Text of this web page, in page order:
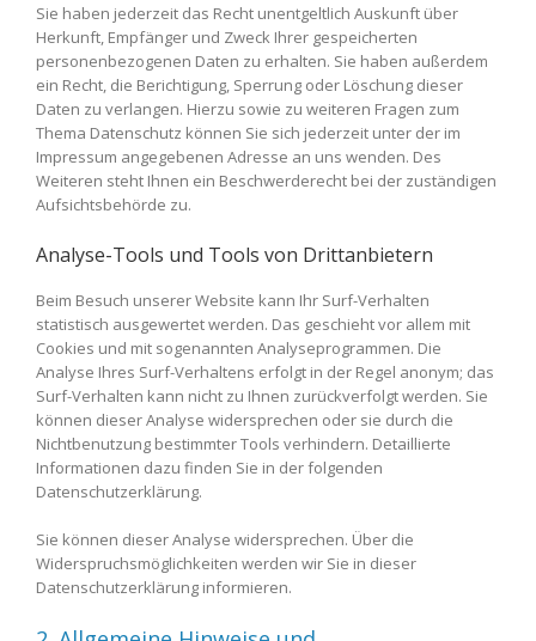
Sie haben jederzeit das Recht unentgeltlich Auskunft über
Herkunft, Empfänger und Zweck Ihrer gespeicherten
personenbezogenen Daten zu erhalten. Sie haben außerdem
ein Recht, die Berichtigung, Sperrung oder Löschung dieser
Daten zu verlangen. Hierzu sowie zu weiteren Fragen zum
Thema Datenschutz können Sie sich jederzeit unter der im
Impressum angegebenen Adresse an uns wenden. Des
Weiteren steht Ihnen ein Beschwerderecht bei der zuständigen
Aufsichtsbehörde zu.
Analyse-Tools und Tools von Drittanbietern
Beim Besuch unserer Website kann Ihr Surf-Verhalten
statistisch ausgewertet werden. Das geschieht vor allem mit
Cookies und mit sogenannten Analyseprogrammen. Die
Analyse Ihres Surf-Verhaltens erfolgt in der Regel anonym; das
Surf-Verhalten kann nicht zu Ihnen zurückverfolgt werden. Sie
können dieser Analyse widersprechen oder sie durch die
Nichtbenutzung bestimmter Tools verhindern. Detaillierte
Informationen dazu finden Sie in der folgenden
Datenschutzerklärung.
Sie können dieser Analyse widersprechen. Über die
Widerspruchsmöglichkeiten werden wir Sie in dieser
Datenschutzerklärung informieren.